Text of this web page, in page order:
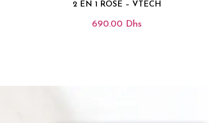
2 EN 1 ROSE – VTECH
690.00 Dhs